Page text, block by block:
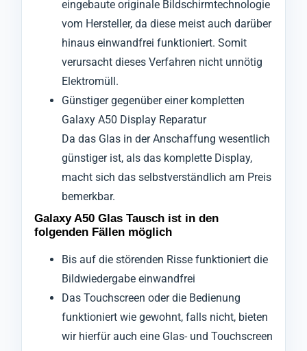
eingebaute originale Bildschirmtechnologie
vom Hersteller, da diese meist auch darüber
hinaus einwandfrei funktioniert. Somit
verursacht dieses Verfahren nicht unnötig
Elektromüll.
Günstiger gegenüber einer kompletten
Galaxy A50 Display Reparatur
Da das Glas in der Anschaffung wesentlich
günstiger ist, als das komplette Display,
macht sich das selbstverständlich am Preis
bemerkbar.
Galaxy A50 Glas Tausch ist in den
folgenden Fällen möglich
Bis auf die störenden Risse funktioniert die
Bildwiedergabe einwandfrei
Das Touchscreen oder die Bedienung
funktioniert wie gewohnt, falls nicht, bieten
wir hierfür auch eine Glas- und Touchscreen